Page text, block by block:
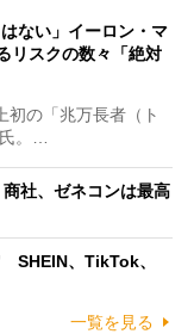
ない」イーロン・マ
リスクの数々「絶対
の「兆万長者（ト
。…
社、ゼネコンは最高
SHEIN、TikTok、
一覧を見る